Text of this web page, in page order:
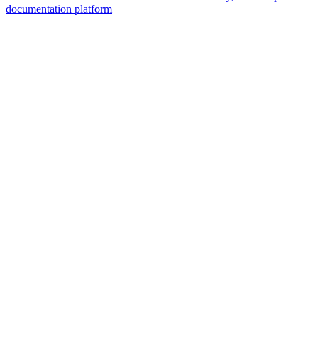
documentation platform